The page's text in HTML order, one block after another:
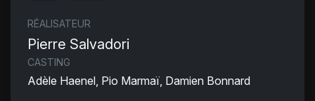
RÉALISATEUR
Pierre Salvadori
CASTING
Adèle Haenel, Pio Marmaï, Damien Bonnard